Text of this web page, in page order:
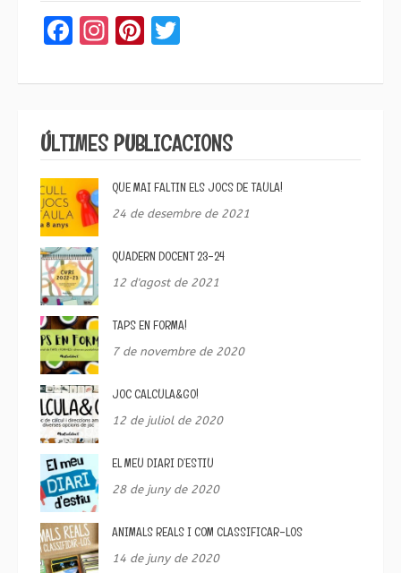
Facebook
Instagram
Pinterest
ÚLTIMES PUBLICACIONS
QUE MAI FALTIN ELS JOCS DE TAULA!
24 de desembre de 2021
QUADERN DOCENT 23-24
12 d'agost de 2021
TAPS EN FORMA!
7 de novembre de 2020
JOC CALCULA&GO!
12 de juliol de 2020
EL MEU DIARI D’ESTIU
28 de juny de 2020
ANIMALS REALS I COM CLASSIFICAR-LOS
14 de juny de 2020